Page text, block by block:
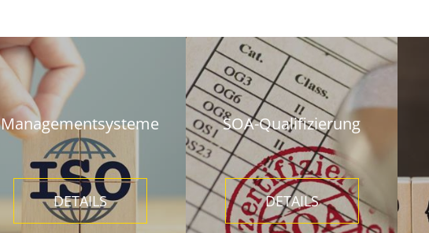
Managementsysteme
DETAILS
SOA-Qualifizierung
DETAILS